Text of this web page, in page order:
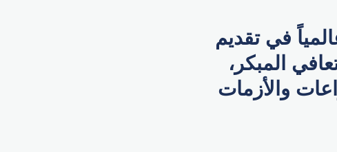
في تقديم
المبكر،
والأزمات